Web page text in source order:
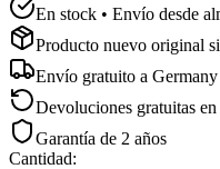
En stock • Envío desde
Producto nuevo original
Envío gratuito a Germany
Devoluciones gratuitas
Garantía de 2 años
Cantidad: